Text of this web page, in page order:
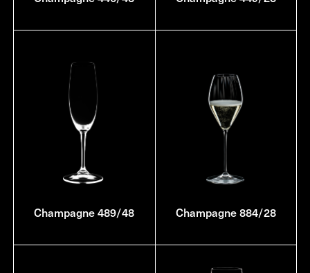
Champagne 489/48 Champagne 884/28